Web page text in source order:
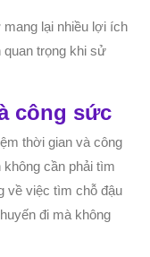
lại nhiều lợi ích
trọng khi sử
công sức
thời gian và công
cần phải tìm
về việc tìm chỗ đậu
đi mà không